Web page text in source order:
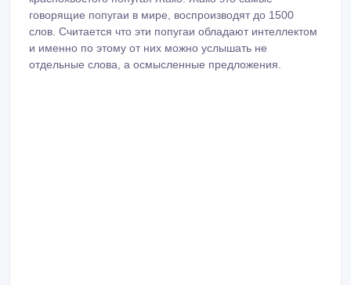
говорящие попугаи в мире, воспроизводят до 1500
слов. Считается что эти попугаи обладают интеллектом
и именно по этому от них можно услышать не
отдельные слова, а осмысленные предложения.